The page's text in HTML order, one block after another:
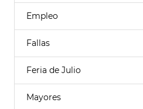
Empleo
Fallas
Feria de Julio
Mayores